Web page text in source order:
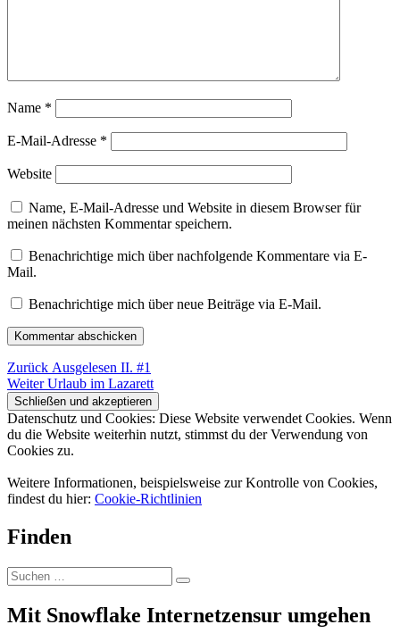
Name *
E-Mail-Adresse *
Website
Name, E-Mail-Adresse und Website in diesem Browser für
meinen nächsten Kommentar speichern.
Benachrichtige mich über nachfolgende Kommentare via E-
Mail.
Benachrichtige mich über neue Beiträge via E-Mail.
Beitragsnavigation
Zurück Vorheriger
Beitrag:
Ausgelesen II. #1
Weiter Nächster
Beitrag:
Urlaub im Lazarett
Datenschutz und Cookies: Diese Website verwendet Cookies. Wenn
du die Website weiterhin nutzt, stimmst du der Verwendung von
Cookies zu.
Weitere Informationen, beispielsweise zur Kontrolle von Cookies,
findest du hier: Cookie-Richtlinien
Finden
Suchen
nach:
Suchen
Mit Snowflake Internetzensur umgehen